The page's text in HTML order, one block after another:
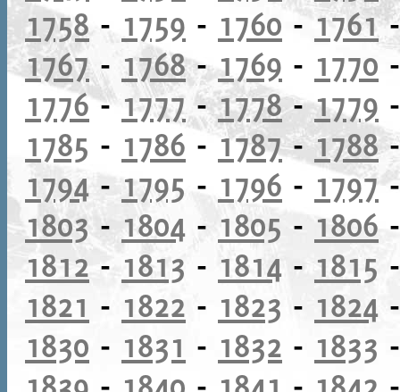
1758- 1759 - 1760 - 1761
1767- 1768-1769 - 1770
1776- 1777-1778-1779
1785 - 1786 - 1787-1788
1794-1795 - 1796 - 1797
1803- 1804 - 1805 - 1806
1812 - 1813 - 1814 - 1815
1821 - 1822 - 1823 - 1824
1830 - 1831 - 1832 - 1833